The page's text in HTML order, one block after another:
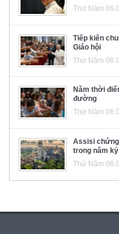
Thứ Năm
Tiếp kiến
Giáo hội
Thứ Năm
Năm thời
đường
Thứ Năm
Assisi
trong năm
Thứ Năm